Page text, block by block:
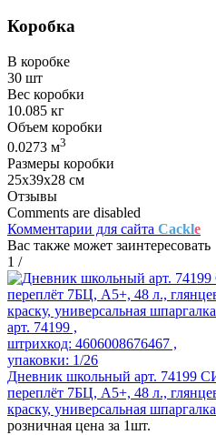
Коробка
В коробке
30 шт
Вес коробки
10.085 кг
Объем коробки
0.0273 м3
Размеры коробки
25х39х28 см
Отзывы
Comments are disabled
Комментарии для сайта Cackle
Вас также может заинтересовать
1 /
арт. 74199 ,
штрихкод: 4606008676467 ,
упаковки: 1/26
Дневник школьный арт. 74199
переплёт 7БЦ, А5+, 48 л.,
краску, универсальная
розничная цена за 1шт.